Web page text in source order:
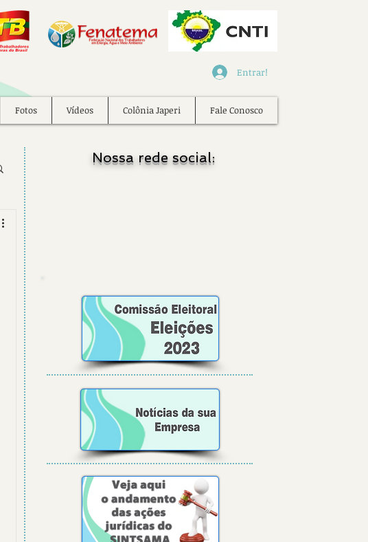
Entrar!
Fotos Vídeos Colônia Japeri Fale Conosco
Nossa rede social: